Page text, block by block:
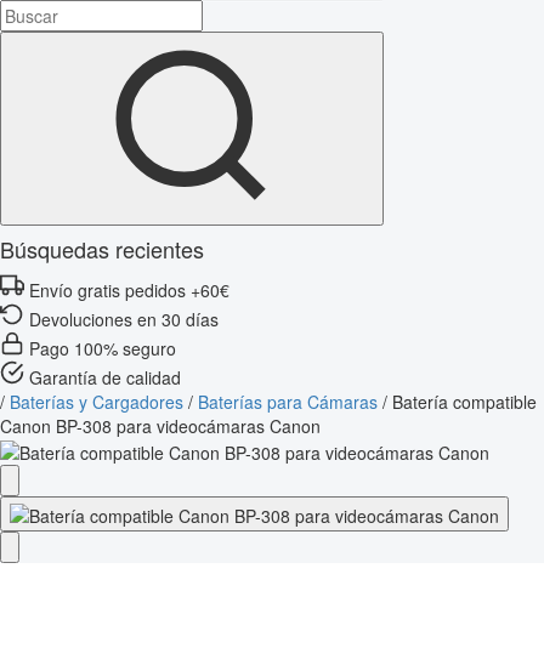
Búsquedas recientes
Envío gratis pedidos +60€
Devoluciones en 30 días
Pago 100% seguro
Garantía de calidad
/ Baterías y Cargadores / Baterías para Cámaras / Batería compatible
Canon BP-308 para videocámaras Canon